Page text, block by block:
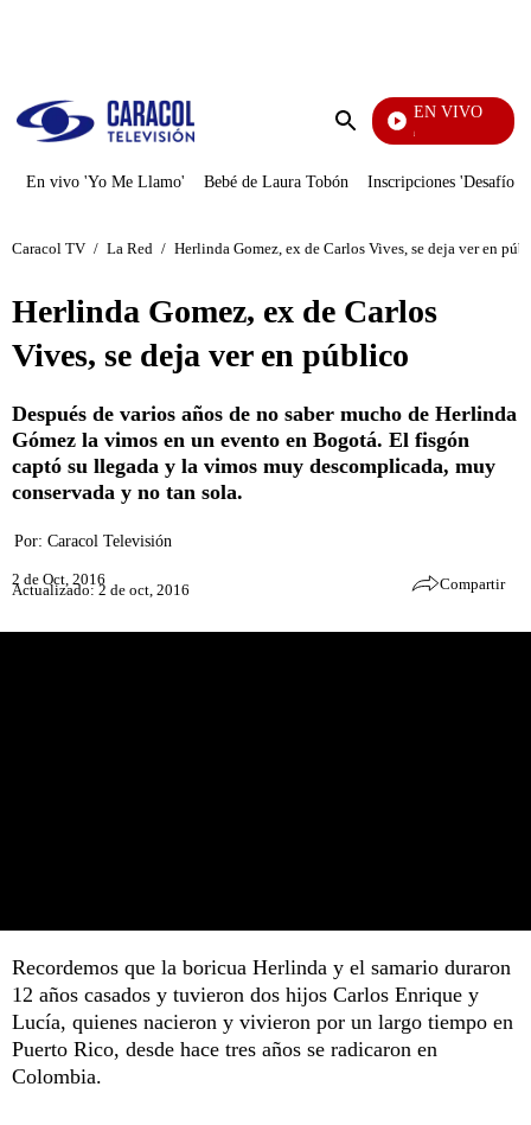
Enviar
EN VIVO
Pura Diversión
En vivo 'Yo Me Llamo' Bebé de Laura Tobón Inscripciones 'Desafío'
Caracol TV / La Red / Herlinda Gomez, ex de Carlos Vives, se deja ver en
Herlinda Gomez, ex de Carlos
Vives, se deja ver en público
Después de varios años de no saber mucho de Herlinda
Gómez la vimos en un evento en Bogotá. El fisgón
captó su llegada y la vimos muy descomplicada, muy
conservada y no tan sola.
Por: Caracol Televisión
2 de Oct, 2016
Actualizado: 2 de oct, 2016 Compartir
Recordemos que la boricua Herlinda y el samario duraron
12 años casados y tuvieron dos hijos Carlos Enrique y
Lucía, quienes nacieron y vivieron por un largo tiempo en
Puerto Rico, desde hace tres años se radicaron en
Colombia.